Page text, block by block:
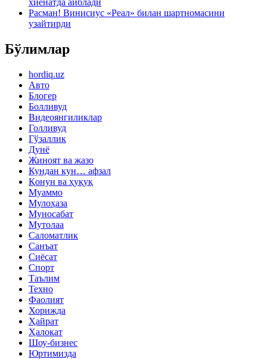
хиёнатда айблади
Расман! Винисиус «Реал» билан шартномасини
узайтирди
Бўлимлар
hordiq.uz
Авто
Блогер
Болливуд
Видеоянгиликлар
Голливуд
Гўзаллик
Дунё
Жиноят ва жазо
Кундан кун… афзал
Қонун ва ҳуқуқ
Муаммо
Мулоҳаза
Муносабат
Мутолаа
Саломатлик
Санъат
Сиёсат
Спорт
Таълим
Техно
Фаолият
Хорижда
Ҳайрат
Ҳалокат
Шоу-бизнес
Юртимизда